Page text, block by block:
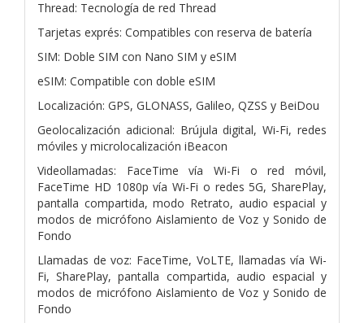
Thread: Tecnología de red Thread
Tarjetas exprés: Compatibles con reserva de batería
SIM: Doble SIM con Nano SIM y eSIM
eSIM: Compatible con doble eSIM
Localización: GPS, GLONASS, Galileo, QZSS y BeiDou
Geolocalización adicional: Brújula digital, Wi-Fi, redes
móviles y microlocalización iBeacon
Videollamadas: FaceTime vía Wi-Fi o red móvil,
FaceTime HD 1080p vía Wi-Fi o redes 5G, SharePlay,
pantalla compartida, modo Retrato, audio espacial y
modos de micrófono Aislamiento de Voz y Sonido de
Fondo
Llamadas de voz: FaceTime, VoLTE, llamadas vía Wi-
Fi, SharePlay, pantalla compartida, audio espacial y
modos de micrófono Aislamiento de Voz y Sonido de
Fondo